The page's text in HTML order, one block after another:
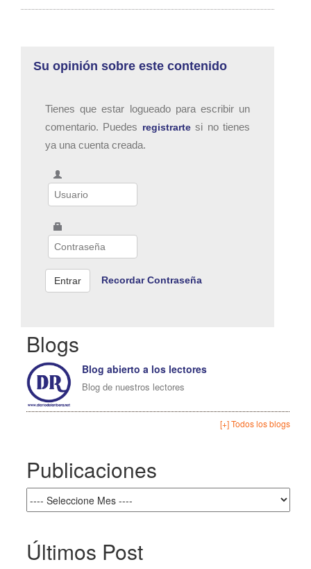
Su opinión sobre este contenido
Tienes que estar logueado para escribir un
comentario. Puedes registrartesi no tienes
ya una cuenta creada.
Recordar Contraseña
Blogs
Blog abierto a los lectores
Blog de nuestros lectores
[+] Todos los blogs
Publicaciones
Últimos Post